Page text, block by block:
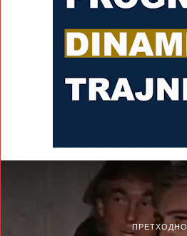
ПРЕТХОДНО